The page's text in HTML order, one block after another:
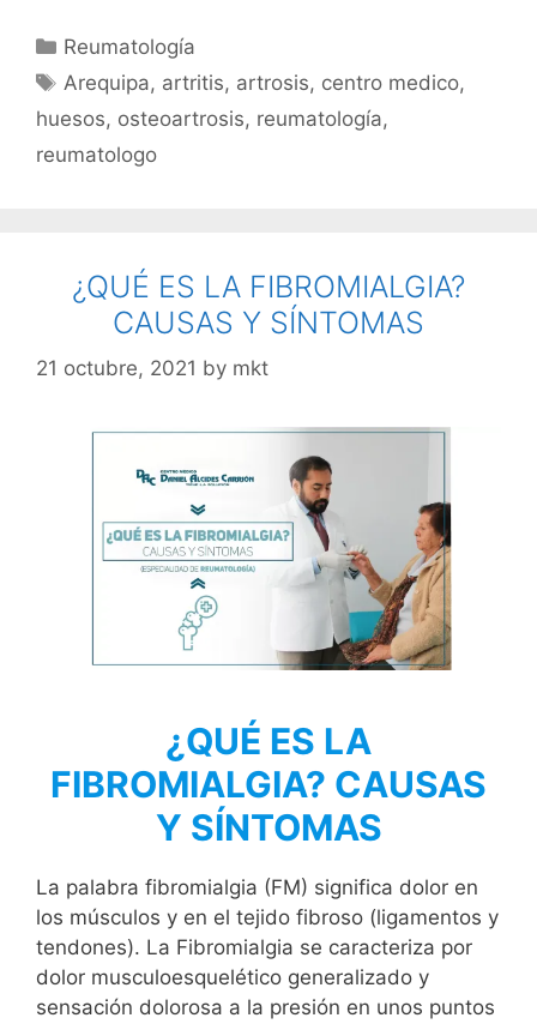
Reumatología
Arequipa, artritis, artrosis, centro medico,
huesos, osteoartrosis, reumatología,
reumatologo
¿QUÉ ES LA FIBROMIALGIA?
CAUSAS Y SÍNTOMAS
21 octubre, 2021 by mkt
¿QUÉ ES LA
FIBROMIALGIA? CAUSAS
Y SÍNTOMAS
La palabra fibromialgia (FM) significa dolor en
los músculos y en el tejido fibroso (ligamentos y
tendones). La Fibromialgia se caracteriza por
dolor musculoesquelético generalizado y
sensación dolorosa a la presión en unos puntos